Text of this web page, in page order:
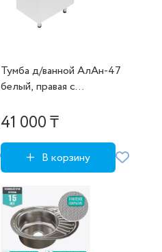
Тумба д/ванной АлАн-47
белый, правая с
41 000 ₸
В корзину